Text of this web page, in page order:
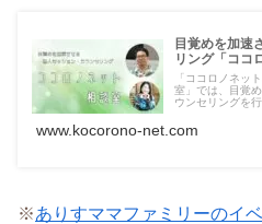
目覚めを加速
リング「ココ
「ココロノネッ
室」では、目覚
ウンセリングを行
www.kocorono-net.com
※ありすママファミリーのイ